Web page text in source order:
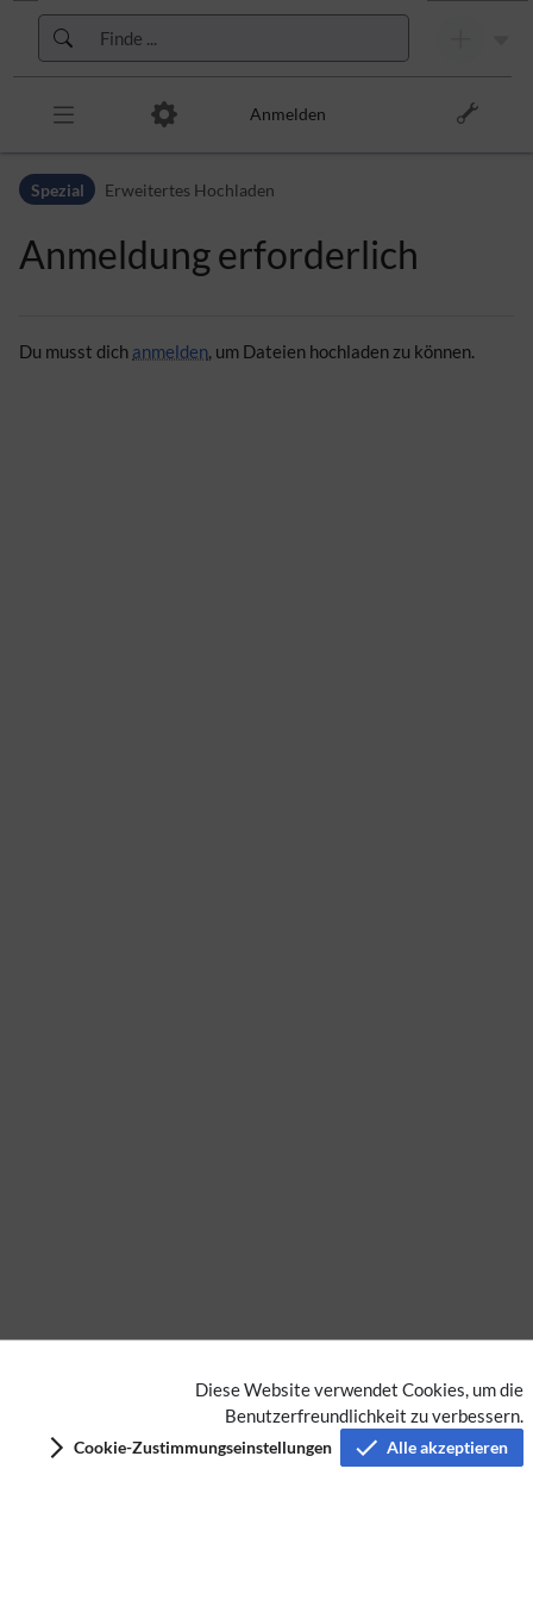
Diese Website verwendet Cookies, um die
Benutzerfreundlichkeit zu verbessern.
Cookie-Zustimmungseinstellungen Alle akzeptieren
Zur Kopfleiste
Zur Hauptnavigation
Zu den Seitenwerkzeugen
Anmelden
Spezial Erweitertes Hochladen
Anmeldung erforderlich
Du musst dich anmelden, um Dateien hochladen zu können.
Datenschutz